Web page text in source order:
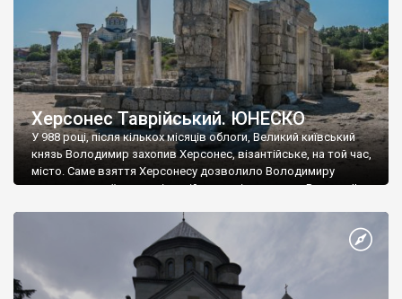
Херсонес Таврійський. ЮНЕСКО
У 988 році, після кількох місяців облоги, Великий київський
князь Володимир захопив Херсонес, візантійське, на той час,
місто. Саме взяття Херсонесу дозволило Володимиру
диктувати свої умови візантійському імператору Василю ІІ, та
Херсонесі Володимир-язичник, став Василем-християнином.
А потім було Хрещення Русі. На честь Херсонесу Таврійського